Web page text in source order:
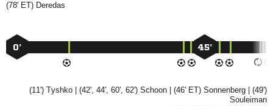
(78' ET) 
0’ 45’
(11')  | (42', 44', 60', 62')  | (46' ET)  | (49')
